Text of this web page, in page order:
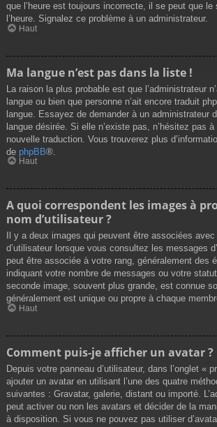
que l’heure est toujours incorrecte, il se peut que
l’heure. Signalez ce problème à un administrateur.
Haut
Ma langue n’est pas dans la liste !
La raison la plus probable est que l’administrateur
langue ou bien que personne n’ait encore traduit
langue. Essayez de demander à un administrateur
langue désirée. Si elle n’existe pas, n’hésitez pas
nouvelle traduction. Vous trouverez plus
de phpBB®.
Haut
A quoi correspondent les images à
nom d’utilisateur ?
Il y a deux images qui peuvent être associées
d’utilisateur lorsque vous consultez les messages
peut être associée à votre rang, généralement des
indiquant votre nombre de messages ou votre
seconde image, souvent plus grande, est connue
généralement est unique ou propre à chaque
Haut
Comment puis-je afficher un avatar ?
Depuis votre panneau d’utilisateur, dans l’onglet «
ajouter un avatar en utilisant l’une des quatre
suivantes : Gravatar, galerie, distant ou importé.
peut activer ou non les avatars et décider de la
à disposition. Si vous ne pouvez pas utiliser